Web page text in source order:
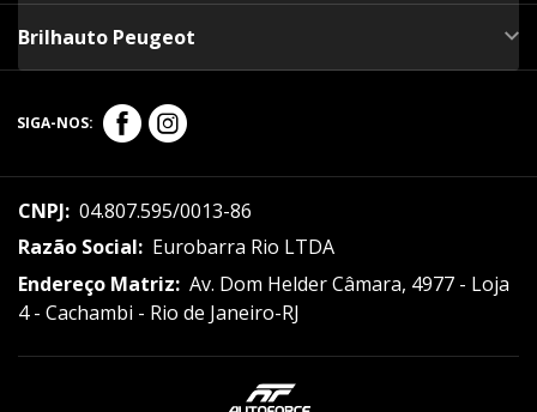
Brilhauto Peugeot
SIGA-NOS:
CNPJ: 04.807.595/0013-86
Razão Social: Eurobarra Rio LTDA
Endereço Matriz: Av. Dom Helder Câmara, 4977 - Loja
4 - Cachambi - Rio de Janeiro-RJ